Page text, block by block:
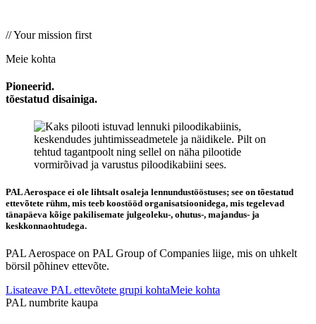
Agnostilised, kohanemisvõimelised koolituslahendused
// Your mission first
Meie kohta
Pioneerid.
tõestatud disainiga.
PAL Aerospace ei ole lihtsalt osaleja lennundustööstuses; see on tõestatud
ettevõtete rühm, mis teeb koostööd organisatsioonidega, mis tegelevad
tänapäeva kõige pakilisemate julgeoleku-, ohutus-, majandus- ja
keskkonnaohtudega.
PAL Aerospace on PAL Group of Companies liige, mis on uhkelt
börsil põhinev ettevõte.
Lisateave PAL ettevõtete grupi kohtaMeie kohta
PAL numbrite kaupa